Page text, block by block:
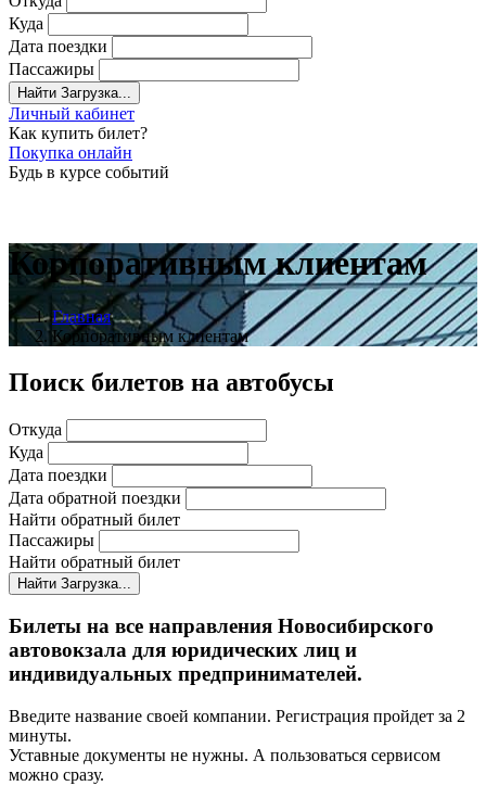
Куда
Дата поездки
Пассажиры
Найти Загрузка...
Личный кабинет
Как купить билет?
Покупка онлайн
Будь в курсе событий
Корпоративным клиентам
Главная
Корпоративным клиентам
Поиск билетов на автобусы
Откуда
Куда
Дата поездки
Дата обратной поездки
Найти обратный билет
Пассажиры
Найти обратный билет
Найти Загрузка...
Билеты на все направления Новосибирского
автовокзала для юридических лиц и
индивидуальных предпринимателей.
Введите название своей компании. Регистрация пройдет за 2
минуты.
Уставные документы не нужны. А пользоваться сервисом
можно сразу.